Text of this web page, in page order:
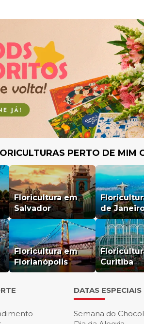
PERTO DE MIM
Floricultura em
Salvador
de
Floricultura em
Florianópolis
Curitiba
DATAS ESPECIAIS
Semana do